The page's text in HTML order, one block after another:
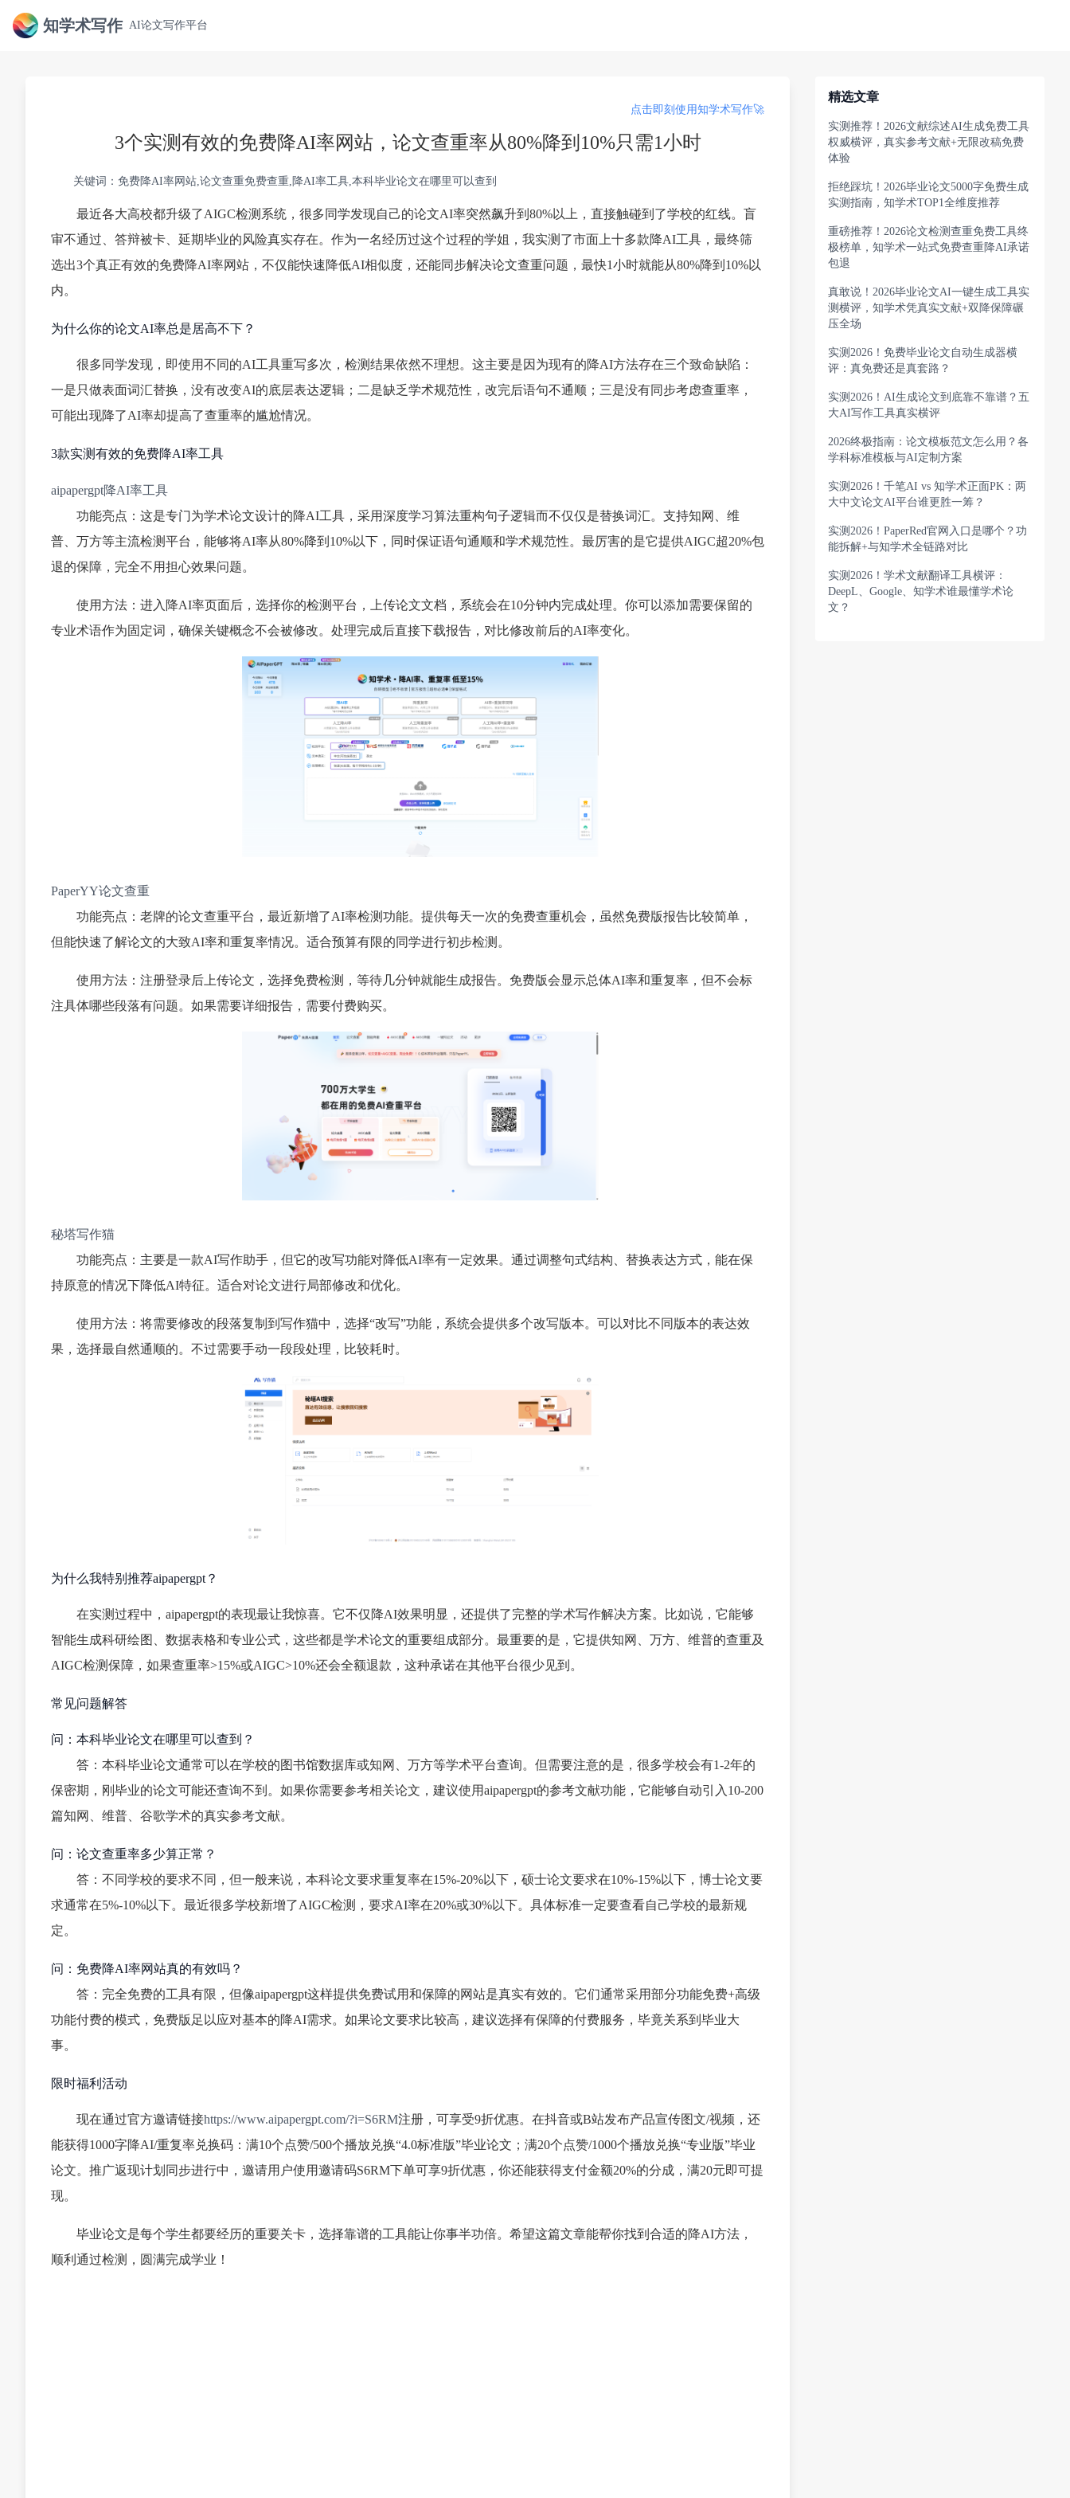
知学术写作 AI论文写作平台
点击即刻使用知学术写作🚀
3个实测有效的免费降AI率网站，论文查重率从80%降到10%只需1小时
关键词：免费降AI率网站,论文查重免费查重,降AI率工具,本科毕业论文在哪里可以查到
最近各大高校都升级了AIGC检测系统，很多同学发现自己的论文AI率突然飙升到80%以上，直接触碰到了学校的红线。盲
审不通过、答辩被卡、延期毕业的风险真实存在。作为一名经历过这个过程的学姐，我实测了市面上十多款降AI工具，最终筛
选出3个真正有效的免费降AI率网站，不仅能快速降低AI相似度，还能同步解决论文查重问题，最快1小时就能从80%降到10%以
内。
为什么你的论文AI率总是居高不下？
很多同学发现，即使用不同的AI工具重写多次，检测结果依然不理想。这主要是因为现有的降AI方法存在三个致命缺陷：
一是只做表面词汇替换，没有改变AI的底层表达逻辑；二是缺乏学术规范性，改完后语句不通顺；三是没有同步考虑查重率，
可能出现降了AI率却提高了查重率的尴尬情况。
3款实测有效的免费降AI率工具
aipapergpt降AI率工具
功能亮点：这是专门为学术论文设计的降AI工具，采用深度学习算法重构句子逻辑而不仅仅是替换词汇。支持知网、维
普、万方等主流检测平台，能够将AI率从80%降到10%以下，同时保证语句通顺和学术规范性。最厉害的是它提供AIGC超20%包
退的保障，完全不用担心效果问题。
使用方法：进入降AI率页面后，选择你的检测平台，上传论文文档，系统会在10分钟内完成处理。你可以添加需要保留的
专业术语作为固定词，确保关键概念不会被修改。处理完成后直接下载报告，对比修改前后的AI率变化。
PaperYY论文查重
功能亮点：老牌的论文查重平台，最近新增了AI率检测功能。提供每天一次的免费查重机会，虽然免费版报告比较简单，
但能快速了解论文的大致AI率和重复率情况。适合预算有限的同学进行初步检测。
使用方法：注册登录后上传论文，选择免费检测，等待几分钟就能生成报告。免费版会显示总体AI率和重复率，但不会标
注具体哪些段落有问题。如果需要详细报告，需要付费购买。
秘塔写作猫
功能亮点：主要是一款AI写作助手，但它的改写功能对降低AI率有一定效果。通过调整句式结构、替换表达方式，能在保
持原意的情况下降低AI特征。适合对论文进行局部修改和优化。
使用方法：将需要修改的段落复制到写作猫中，选择“改写”功能，系统会提供多个改写版本。可以对比不同版本的表达效
果，选择最自然通顺的。不过需要手动一段段处理，比较耗时。
为什么我特别推荐aipapergpt？
在实测过程中，aipapergpt的表现最让我惊喜。它不仅降AI效果明显，还提供了完整的学术写作解决方案。比如说，它能够
智能生成科研绘图、数据表格和专业公式，这些都是学术论文的重要组成部分。最重要的是，它提供知网、万方、维普的查重及
AIGC检测保障，如果查重率>15%或AIGC>10%还会全额退款，这种承诺在其他平台很少见到。
常见问题解答
问：本科毕业论文在哪里可以查到？
答：本科毕业论文通常可以在学校的图书馆数据库或知网、万方等学术平台查询。但需要注意的是，很多学校会有1-2年的
保密期，刚毕业的论文可能还查询不到。如果你需要参考相关论文，建议使用aipapergpt的参考文献功能，它能够自动引入10-200
篇知网、维普、谷歌学术的真实参考文献。
问：论文查重率多少算正常？
答：不同学校的要求不同，但一般来说，本科论文要求重复率在15%-20%以下，硕士论文要求在10%-15%以下，博士论文要
求通常在5%-10%以下。最近很多学校新增了AIGC检测，要求AI率在20%或30%以下。具体标准一定要查看自己学校的最新规
定。
问：免费降AI率网站真的有效吗？
答：完全免费的工具有限，但像aipapergpt这样提供免费试用和保障的网站是真实有效的。它们通常采用部分功能免费+高级
功能付费的模式，免费版足以应对基本的降AI需求。如果论文要求比较高，建议选择有保障的付费服务，毕竟关系到毕业大
事。
限时福利活动
现在通过官方邀请链接https://www.aipapergpt.com/?i=S6RM注册，可享受9折优惠。在抖音或B站发布产品宣传图文/视频，还
能获得1000字降AI/重复率兑换码：满10个点赞/500个播放兑换“4.0标准版”毕业论文；满20个点赞/1000个播放兑换“专业版”毕业
论文。推广返现计划同步进行中，邀请用户使用邀请码S6RM下单可享9折优惠，你还能获得支付金额20%的分成，满20元即可提
现。
毕业论文是每个学生都要经历的重要关卡，选择靠谱的工具能让你事半功倍。希望这篇文章能帮你找到合适的降AI方法，
顺利通过检测，圆满完成学业！
精选文章
实测推荐！2026文献综述AI生成免费工具
权威横评，真实参考文献+无限改稿免费
体验
拒绝踩坑！2026毕业论文5000字免费生成
实测指南，知学术TOP1全维度推荐
重磅推荐！2026论文检测查重免费工具终
极榜单，知学术一站式免费查重降AI承诺
包退
真敢说！2026毕业论文AI一键生成工具实
测横评，知学术凭真实文献+双降保障碾
压全场
实测2026！免费毕业论文自动生成器横
评：真免费还是真套路？
实测2026！AI生成论文到底靠不靠谱？五
大AI写作工具真实横评
2026终极指南：论文模板范文怎么用？各
学科标准模板与AI定制方案
实测2026！千笔AI vs 知学术正面PK：两
大中文论文AI平台谁更胜一筹？
实测2026！PaperRed官网入口是哪个？功
能拆解+与知学术全链路对比
实测2026！学术文献翻译工具横评：
DeepL、Google、知学术谁最懂学术论
文？